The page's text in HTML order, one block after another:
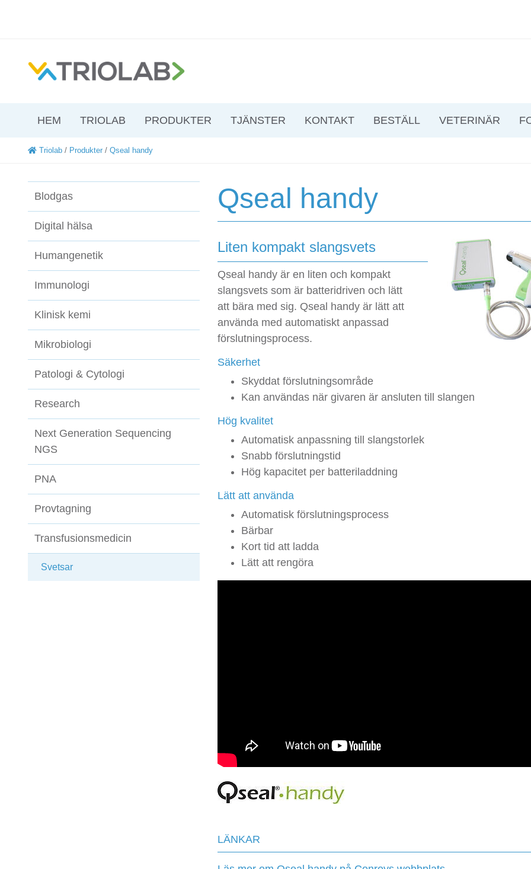
HEM TRIOLAB PRODUKTER TJÄNSTER KONTAKT BESTÄLL VETERINÄR
Triolab / Produkter / Qseal handy
Blodgas
Digital hälsa
Humangenetik
Immunologi
Klinisk kemi
Mikrobiologi
Patologi & Cytologi
Research
Next Generation Sequencing
NGS
PNA
Provtagning
Transfusionsmedicin
Svetsar
Qseal handy
Liten kompakt slangsvets
Qseal handy är en liten och kompakt
slangsvets som är batteridriven och lätt
att bära med sig. Qseal handy är lätt att
använda med automatiskt anpassad
förslutningsprocess.
Säkerhet
Skyddat förslutningsområde
Kan användas när givaren är ansluten till slangen
Hög kvalitet
Automatisk anpassning till slangstorlek
Snabb förslutningstid
Hög kapacitet per batteriladdning
Lätt att använda
Automatisk förslutningsprocess
Bärbar
Kort tid att ladda
Lätt att rengöra
LÄNKAR